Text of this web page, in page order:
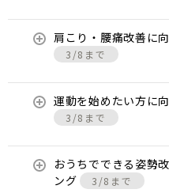
肩こり・腰痛改善に
3/8まで
運動を始めたい方に
3/8まで
おうちでできる姿勢
ング
3/8まで